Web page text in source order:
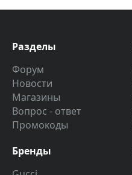
Разделы
Форум
Новости
Магазины
Вопрос - ответ
Промокоды
Бренды